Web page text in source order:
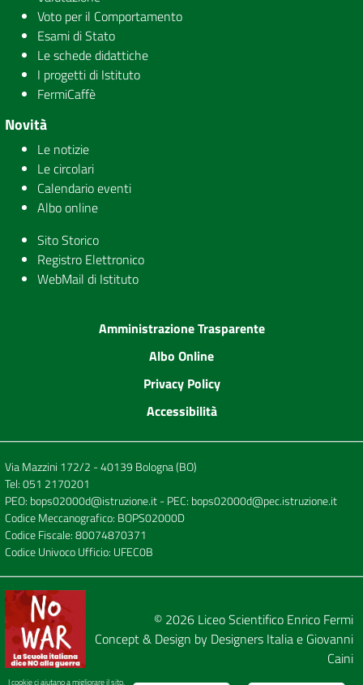
Voto per il Comportamento
Esami di Stato
Le schede didattiche
I progetti di Istituto
FermiCaffè
Novità
Le notizie
Le circolari
Calendario eventi
Albo online
Sito Storico
Registro Elettronico
WebMail di Istituto
Amministrazione Trasparente
Albo Online
Privacy Policy
Accessibilità
Via Mazzini 172/2 - 40139 Bologna (BO)
Tel:051 2170201
PEO: bops02000d@istruzione.it- PEC: bops02000d@pec.istruzione.it
Codice Meccanografico: BOPS02000D
Codice Fiscale: 80074870371
Codice Univoco Ufficio: UFEC0B
© 2026 Liceo Scientifico Enrico Fermi
Concept & Design by Designers Italiae Giovanni
Caini
I cookie ci aiutano a migliorare il sito.